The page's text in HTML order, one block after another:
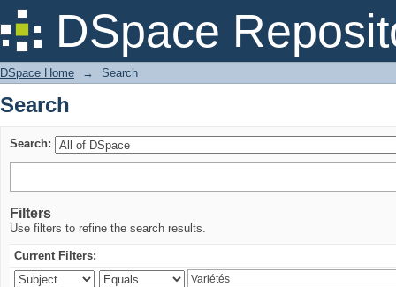
DSpace
Search
DSpace Home → Search
Search
Search:
Filters
Use filters to refine the search results.
Current Filters: